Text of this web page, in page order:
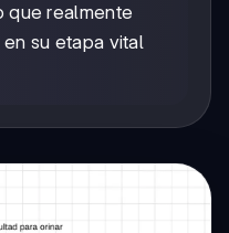
que realmente
su etapa vital